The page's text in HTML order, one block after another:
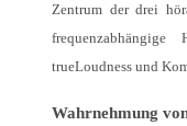
Zentrum der drei
frequenzabhängige
trueLoudness und
Wahrnehmung